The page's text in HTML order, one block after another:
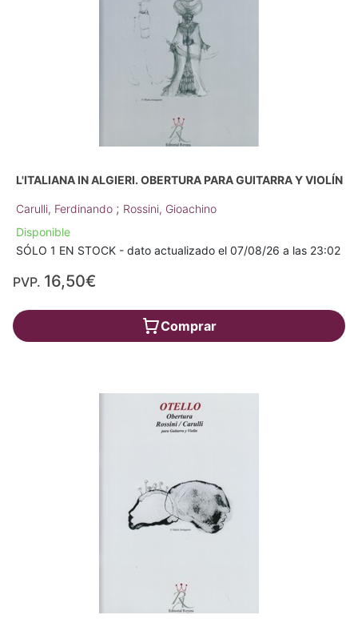
L'ITALIANA IN ALGIERI. OBERTURA PARA GUITARRA Y VIOLÍN
Carulli, Ferdinando ; Rossini, Gioachino
Disponible
SÓLO 1 EN STOCK - dato actualizado el 07/08/26 a las 23:02
PVP. 16,50€
Comprar